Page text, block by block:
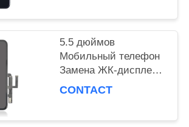
5.5 дюймов
Мобильный телефон
Замена ЖК-дисплея
Корнинг Gorilla Glass
CONTACT